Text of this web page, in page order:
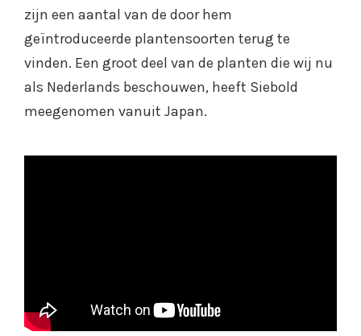
zijn een aantal van de door hem
geïntroduceerde plantensoorten terug te
vinden. Een groot deel van de planten die wij nu
als Nederlands beschouwen, heeft Siebold
meegenomen vanuit Japan.